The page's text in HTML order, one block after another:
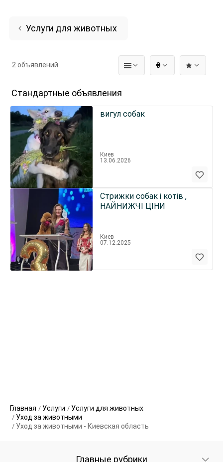
Услуги для животных
₴
2 объявлений
Стандартные объявления
вигул собак
Киев
13.06.2026
Стрижки собак і котів ,
НАЙНИЖЧІ ЦІНИ
Киев
07.12.2025
Главная Услуги
Услуги для животных
Уход за животными
Уход за животными - Киевская область
Главные рубрики